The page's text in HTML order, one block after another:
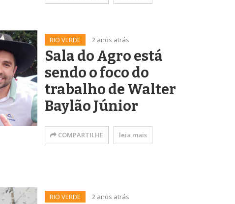
RIO VERDE 2 anos atrás
Sala do Agro está
sendo o foco do
trabalho de Walter
Baylão Júnior
COMPARTILHE leia mais
RIO VERDE 2 anos atrás